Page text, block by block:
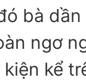
bà
ngơ
kể